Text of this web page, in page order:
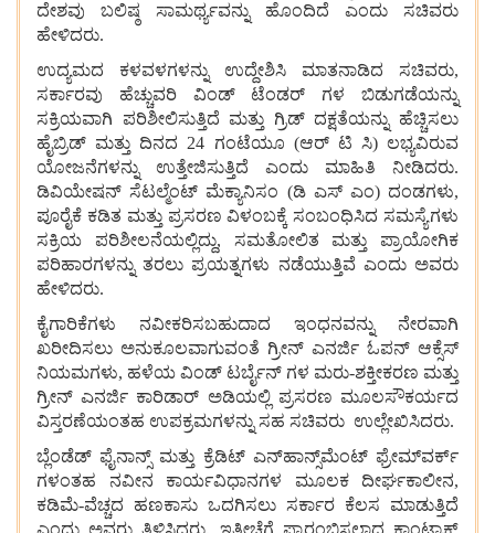
ದೇಶವು ಬಲಿಷ್ಠ ಸಾಮರ್ಥ್ಯವನ್ನು ಹೊಂದಿದೆ ಎಂದು ಸಚಿವರು
ಹೇಳಿದರು.
ಉದ್ಯಮದ ಕಳವಳಗಳನ್ನು ಉದ್ದೇಶಿಸಿ ಮಾತನಾಡಿದ ಸಚಿವರು,
ಸರ್ಕಾರವು ಹೆಚ್ಚುವರಿ ವಿಂಡ್ ಟೆಂಡರ್‌ ಗಳ ಬಿಡುಗಡೆಯನ್ನು
ಸಕ್ರಿಯವಾಗಿ ಪರಿಶೀಲಿಸುತ್ತಿದೆ ಮತ್ತು ಗ್ರಿಡ್ ದಕ್ಷತೆಯನ್ನು ಹೆಚ್ಚಿಸಲು
ಹೈಬ್ರಿಡ್ ಮತ್ತು ದಿನದ 24 ಗಂಟೆಯೂ (ಆರ್‌ ಟಿ ಸಿ) ಲಭ್ಯವಿರುವ
ಯೋಜನೆಗಳನ್ನು ಉತ್ತೇಜಿಸುತ್ತಿದೆ ಎಂದು ಮಾಹಿತಿ ನೀಡಿದರು.
ಡಿವಿಯೇಷನ್ ಸೆಟಲ್ಮೆಂಟ್ ಮೆಕ್ಯಾನಿಸಂ (ಡಿ ಎಸ್‌ ಎಂ) ದಂಡಗಳು,
ಪೂರೈಕೆ ಕಡಿತ ಮತ್ತು ಪ್ರಸರಣ ವಿಳಂಬಕ್ಕೆ ಸಂಬಂಧಿಸಿದ ಸಮಸ್ಯೆಗಳು
ಸಕ್ರಿಯ ಪರಿಶೀಲನೆಯಲ್ಲಿದ್ದು, ಸಮತೋಲಿತ ಮತ್ತು ಪ್ರಾಯೋಗಿಕ
ಪರಿಹಾರಗಳನ್ನು ತರಲು ಪ್ರಯತ್ನಗಳು ನಡೆಯುತ್ತಿವೆ ಎಂದು ಅವರು
ಹೇಳಿದರು.
ಕೈಗಾರಿಕೆಗಳು ನವೀಕರಿಸಬಹುದಾದ ಇಂಧನವನ್ನು ನೇರವಾಗಿ
ಖರೀದಿಸಲು ಅನುಕೂಲವಾಗುವಂತೆ ಗ್ರೀನ್ ಎನರ್ಜಿ ಓಪನ್ ಆಕ್ಸೆಸ್
ನಿಯಮಗಳು, ಹಳೆಯ ವಿಂಡ್ ಟರ್ಬೈನ್ ಗಳ ಮರು-ಶಕ್ತೀಕರಣ ಮತ್ತು
ಗ್ರೀನ್ ಎನರ್ಜಿ ಕಾರಿಡಾರ್ ಅಡಿಯಲ್ಲಿ ಪ್ರಸರಣ ಮೂಲಸೌಕರ್ಯದ
ವಿಸ್ತರಣೆಯಂತಹ ಉಪಕ್ರಮಗಳನ್ನು ಸಹ ಸಚಿವರು ಉಲ್ಲೇಖಿಸಿದರು.
ಬ್ಲೆಂಡೆಡ್ ಫೈನಾನ್ಸ್ ಮತ್ತು ಕ್ರೆಡಿಟ್ ಎನ್‌ಹಾನ್ಸ್‌ಮೆಂಟ್ ಫ್ರೇಮ್‌ವರ್ಕ್‌
ಗಳಂತಹ ನವೀನ ಕಾರ್ಯವಿಧಾನಗಳ ಮೂಲಕ ದೀರ್ಘಕಾಲೀನ,
ಕಡಿಮೆ-ವೆಚ್ಚದ ಹಣಕಾಸು ಒದಗಿಸಲು ಸರ್ಕಾರ ಕೆಲಸ ಮಾಡುತ್ತಿದೆ